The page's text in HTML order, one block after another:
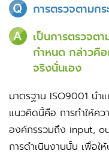
การตรวจตามก
เป็นการตรวจต
กำหนด กล่าวคื
จริงนั่นเอง
มาตรฐาน ISO9001 น
แนวคิดนี้คือ การทำให้คว
องค์กรรวมถึง input,
การดำเนินงานนั้น เพื่อใ